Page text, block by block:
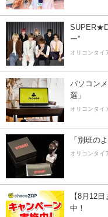
ー”
オリコンタイ
パソコン
選」
オリコンタイ
「別班の
オリコンタイ
【8月12
中！